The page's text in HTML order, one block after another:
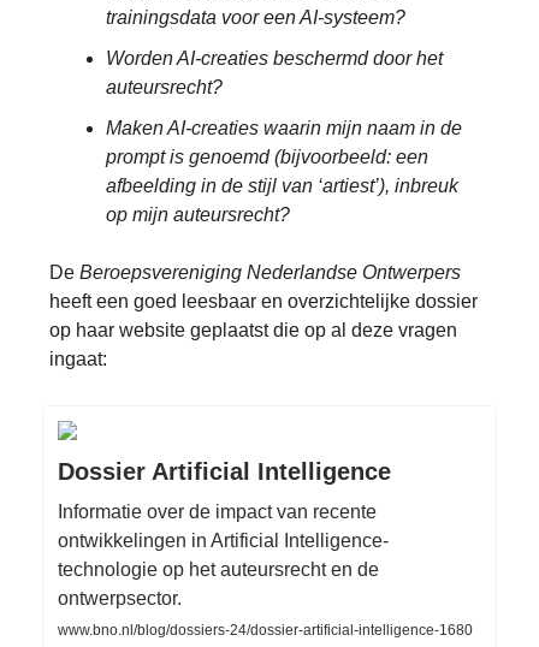
trainingsdata voor een AI-systeem?
Worden AI-creaties beschermd door het
auteursrecht?
Maken AI-creaties waarin mijn naam in de
prompt is genoemd (bijvoorbeeld: een
afbeelding in de stijl van ‘artiest’), inbreuk
op mijn auteursrecht?
De Beroepsvereniging Nederlandse Ontwerpers
heeft een goed leesbaar en overzichtelijke dossier
op haar website geplaatst die op al deze vragen
ingaat:
Dossier Artificial Intelligence
Informatie over de impact van recente
ontwikkelingen in Artificial Intelligence-
technologie op het auteursrecht en de
ontwerpsector.
www.bno.nl/blog/dossiers-24/dossier-artificial-intelligence-1680